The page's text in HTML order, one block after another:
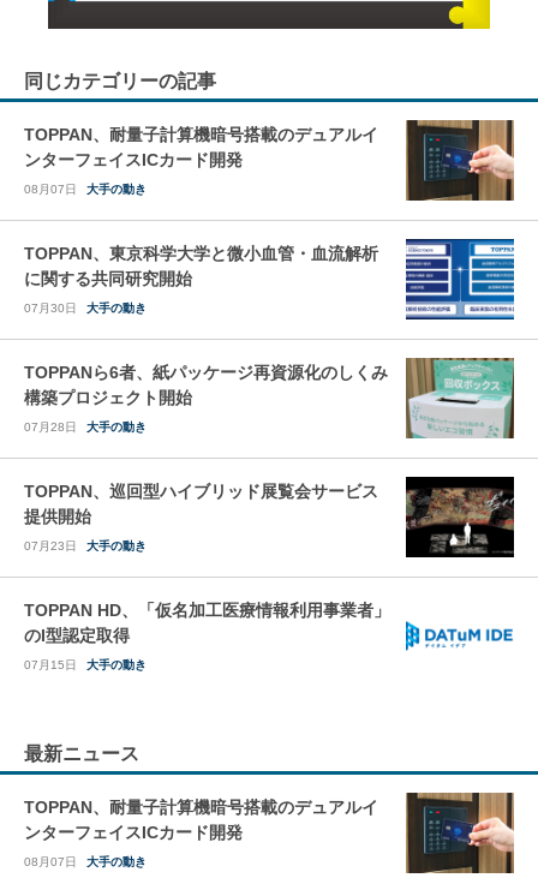
同じカテゴリーの記事
TOPPAN、耐量子計算機暗号搭載のデュアルイ
ンターフェイスICカード開発
08月07日 大手の動き
TOPPAN、東京科学大学と微小血管・血流解析
に関する共同研究開始
07月30日 大手の動き
TOPPANら6者、紙パッケージ再資源化のしくみ
構築プロジェクト開始
07月28日 大手の動き
TOPPAN、巡回型ハイブリッド展覧会サービス
提供開始
07月23日 大手の動き
TOPPAN HD、「仮名加工医療情報利用事業者」
のI型認定取得
07月15日 大手の動き
最新ニュース
TOPPAN、耐量子計算機暗号搭載のデュアルイ
ンターフェイスICカード開発
08月07日 大手の動き